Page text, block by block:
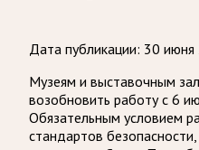
Дата публикации: 30 июня
Музеям и выставочным
возобновить работу с 6
Обязательным условием
стандартов